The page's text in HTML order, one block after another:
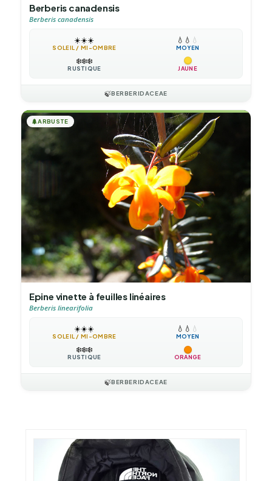
Berberis canadensis
Berberis canadensis
☀️☀️☀️
SOLEIL / MI-OMBRE
💧 💧 💧
MOYEN
❄️❄️❄️
RUSTIQUE JAUNE
🍃BERBERIDACEAE
🌲ARBUSTE
Epine vinette à feuilles linéaires
Berberis linearifolia
☀️☀️☀️
SOLEIL / MI-OMBRE
💧 💧 💧
MOYEN
❄️❄️❄️
RUSTIQUE ORANGE
🍃BERBERIDACEAE